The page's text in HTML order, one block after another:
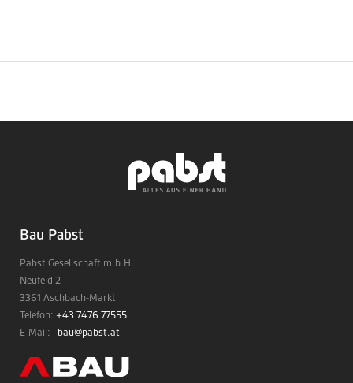
Bau Pabst
Pabst Gesellschaft m.b.H.
Neufeld 2
3361 Aschbach-Markt
Telefon: +43 7476 77555
E-Mail: bau@pabst.at